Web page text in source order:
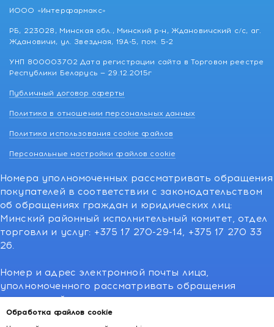
Обработка файлов cookie
ИООО «Интерфармакс»
РБ, 223028, Минская обл., Минский р-н, Ждановичский с/с, аг.
Ждановичи, ул. Звездная, 19А-5, пом. 5-2
УНП 800003702 Дата регистрации сайта в Торговом реестре
Республики Беларусь — 29.12.2015г
Публичный договор оферты
Политика в отношении персональных данных
Политика использования cookie файлов
Персональные настройки файлов cookie
Номера уполномоченных рассматривать обращения
покупателей в соответствии с законодательством
об обращениях граждан и юридических лиц:
Минский районный исполнительный комитет, отдел
торговли и услуг: +375 17 270-29-14, +375 17 270 33
26.
Номер и адрес электронной почты лица,
уполномоченного рассматривать обращения
покупателей о нарушении их прав,
предусмотренных законодательством о защите